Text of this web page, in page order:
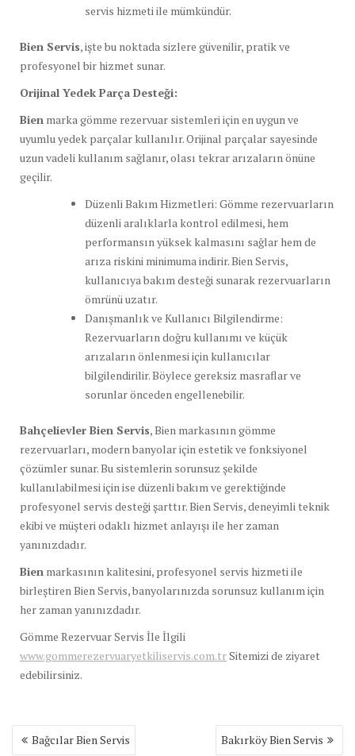
servis hizmeti ile mümkündür.
Bien Servis, işte bu noktada sizlere güvenilir, pratik ve
profesyonel bir hizmet sunar.
Orijinal Yedek Parça Desteği:
Bien marka gömme rezervuar sistemleri için en uygun ve
uyumlu yedek parçalar kullanılır. Orijinal parçalar sayesinde
uzun vadeli kullanım sağlanır, olası tekrar arızaların önüne
geçilir.
Düzenli Bakım Hizmetleri: Gömme rezervuarların
düzenli aralıklarla kontrol edilmesi, hem
performansın yüksek kalmasını sağlar hem de
arıza riskini minimuma indirir. Bien Servis,
kullanıcıya bakım desteği sunarak rezervuarların
ömrünü uzatır.
Danışmanlık ve Kullanıcı Bilgilendirme:
Rezervuarların doğru kullanımı ve küçük
arızaların önlenmesi için kullanıcılar
bilgilendirilir. Böylece gereksiz masraflar ve
sorunlar önceden engellenebilir.
Bahçelievler Bien Servis, Bien markasının gömme
rezervuarları, modern banyolar için estetik ve fonksiyonel
çözümler sunar. Bu sistemlerin sorunsuz şekilde
kullanılabilmesi için ise düzenli bakım ve gerektiğinde
profesyonel servis desteği şarttır. Bien Servis, deneyimli teknik
ekibi ve müşteri odaklı hizmet anlayışı ile her zaman
yanınızdadır.
Bien markasının kalitesini, profesyonel servis hizmeti ile
birleştiren Bien Servis, banyolarınızda sorunsuz kullanım için
her zaman yanınızdadır.
Gömme Rezervuar Servis İle İlgili
www.gommerezervuaryetkiliservis.com.trSitemizi de ziyaret
edebilirsiniz.
Yazı
gezinmesi
Bağcılar Bien Servis Bakırköy Bien Servis